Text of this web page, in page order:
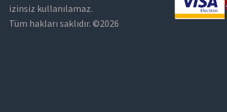
izinsiz kullanılamaz.
Tüm hakları saklıdır. ©2026